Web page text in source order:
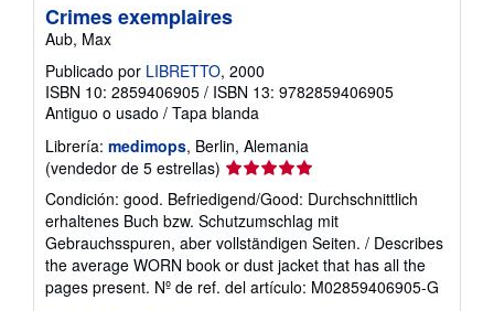
Crimes exemplaires
Aub, Max
Publicado por LIBRETTO, 2000
ISBN 10: 2859406905 / ISBN 13: 9782859406905
Antiguo o usado / Tapa blanda
Librería: medimops, Berlin, Alemania
(vendedor de 5 estrellas) Calificación
vendedor:
5
de
5
estrellas
Condición: good. Befriedigend/Good: Durchschnittlich
erhaltenes Buch bzw. Schutzumschlag mit
Gebrauchsspuren, aber vollständigen Seiten. / Describes
the average WORN book or dust jacket that has all the
pages present. Nº de ref. del artículo: M02859406905-G